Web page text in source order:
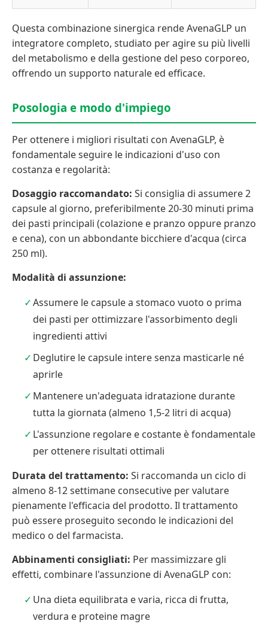
Questa combinazione sinergica rende AvenaGLP un
integratore completo, studiato per agire su più livelli
del metabolismo e della gestione del peso corporeo,
offrendo un supporto naturale ed efficace.
Posologia e modo d'impiego
Per ottenere i migliori risultati con AvenaGLP, è
fondamentale seguire le indicazioni d'uso con
costanza e regolarità:
Dosaggio raccomandato: Si consiglia di assumere 2
capsule al giorno, preferibilmente 20-30 minuti prima
dei pasti principali (colazione e pranzo oppure pranzo
e cena), con un abbondante bicchiere d'acqua (circa
250 ml).
Modalità di assunzione:
Assumere le capsule a stomaco vuoto o prima
dei pasti per ottimizzare l'assorbimento degli
ingredienti attivi
Deglutire le capsule intere senza masticarle né
aprirle
Mantenere un'adeguata idratazione durante
tutta la giornata (almeno 1,5-2 litri di acqua)
L'assunzione regolare e costante è fondamentale
per ottenere risultati ottimali
Durata del trattamento: Si raccomanda un ciclo di
almeno 8-12 settimane consecutive per valutare
pienamente l'efficacia del prodotto. Il trattamento
può essere proseguito secondo le indicazioni del
medico o del farmacista.
Abbinamenti consigliati: Per massimizzare gli
effetti, combinare l'assunzione di AvenaGLP con:
Una dieta equilibrata e varia, ricca di frutta,
verdura e proteine magre